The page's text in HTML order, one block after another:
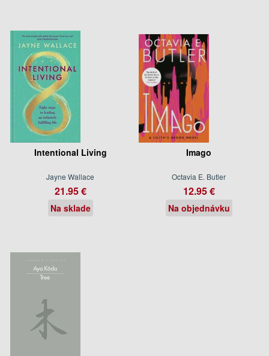
Intentional Living
Jayne Wallace
21.95 €
Na sklade
Imago
Octavia E. Butler
12.95 €
Na objednávku